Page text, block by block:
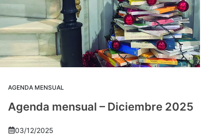
AGENDA MENSUAL
Agenda mensual – Diciembre 2025
03/12/2025